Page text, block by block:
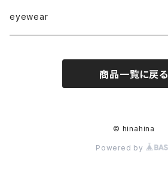
◇puchipuchi series◇
i phone case
eyewear
商品一覧に戻る
© hinahina
Powered by